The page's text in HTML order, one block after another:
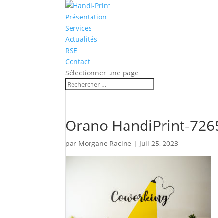
Présentation
Services
Actualités
RSE
Contact
Sélectionner une page
Orano HandiPrint-
par Morgane Racine | Juil 25, 2023